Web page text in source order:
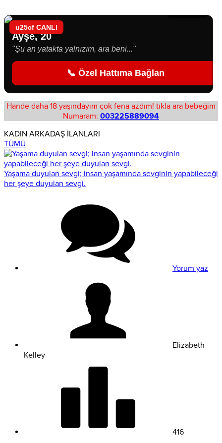
CANLI
Ayşe, 20
"Şu an yatakta yalnızım, ara beni..."
📞 Özel Hattıma Bağlan
Hande daha 18 yaşındayım çok fena azdım! tıkla ara bebeğim
Numaram: 003225889094
KADIN ARKADAŞ İLANLARI
TÜMÜ
Yaşama duyulan sevgi; insan yaşamında sevginin yapabileceği
her şeye duyulan sevgi.
Yorum yaz
Elizabeth
Kelley
416